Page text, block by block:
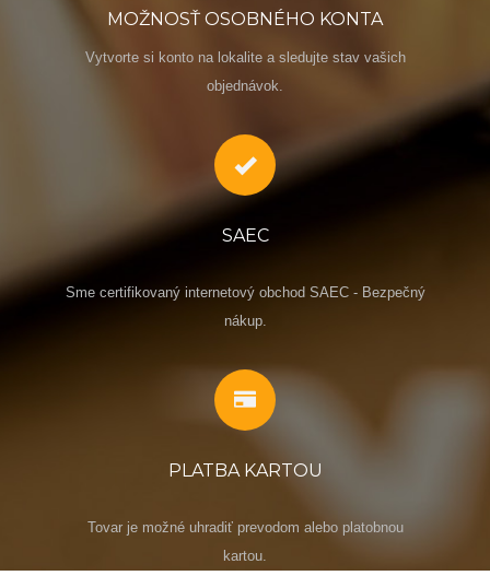
MOŽNOSŤ OSOBNÉHO KONTA
Vytvorte si konto na lokalite a sledujte stav vašich
objednávok.
SAEC
Sme certifikovaný internetový obchod SAEC - Bezpečný
nákup.
PLATBA KARTOU
Tovar je možné uhradiť prevodom alebo platobnou
kartou.